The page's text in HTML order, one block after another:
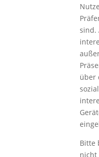
sind.
über
Bitte
nicht